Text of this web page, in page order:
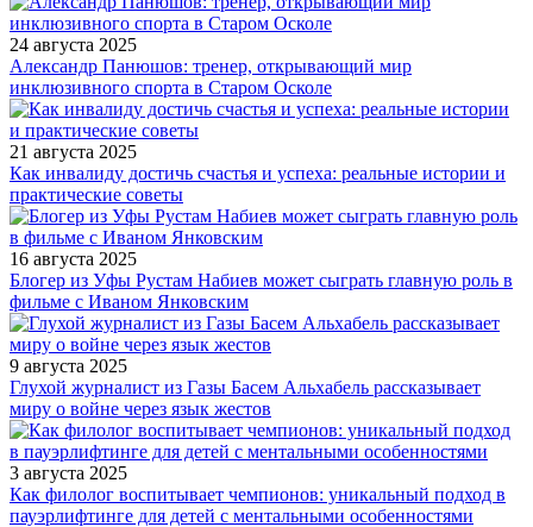
24 августа 2025
Александр Панюшов: тренер, открывающий мир
инклюзивного спорта в Старом Осколе
21 августа 2025
Как инвалиду достичь счастья и успеха: реальные истории и
практические советы
16 августа 2025
Блогер из Уфы Рустам Набиев может сыграть главную роль в
фильме с Иваном Янковским
9 августа 2025
Глухой журналист из Газы Басем Альхабель рассказывает
миру о войне через язык жестов
3 августа 2025
Как филолог воспитывает чемпионов: уникальный подход в
пауэрлифтинге для детей с ментальными особенностями